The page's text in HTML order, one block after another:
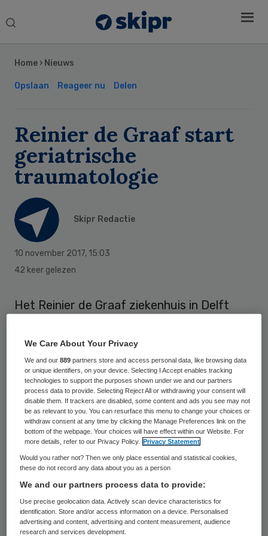
Search
Home › Nieuws
Opslaan Reageer nu Delen
Reinier de Graaf start
geriatrische
traumatologie
Skipr Redactie
10 november 2017, 15:03
42 keer gelezen
Het Reinier de Graaf ziekenhuis in Delft
geriatrische traumatologie. Hier gaan
geriaters met orthopeden,
traumachirurgen en gespecialiseerde
verpleegkundigen samenwerken aan betere
zorg voor kwetsbare en verwarde ouderen.
De afdeling opent in februari haar deuren,
zo kondigt een woordvoerder van het
ziekenhuis op 10 november aan
in het AD
De afdeling is bedoeld voor oudere
patiënten die met meerdere aandoeningen
– zowel fysiek als psychisch – worden
Sidebar
We Care About Your Privacy
We and our889 partners store and access personal data, like browsing data
or unique identifiers, on your device. Selecting I Accept enables tracking
technologies to support the purposes shown under we and our partners
process data to provide. Selecting Reject All or withdrawing your consent will
disable them. If trackers are disabled, some content and ads you see may not
be as relevant to you. You can resurface this menu to change your choices or
withdraw consent at any time by clicking the Manage Preferences link on the
bottom of the webpage. Your choices will have effect within our Website. For
more details, refer to our Privacy Policy.
Privacy Statement
Would you rather not? Then we only place essential and statistical cookies,
these do not record any data about you as a person
We and our partners process data to provide:
Use precise geolocation data. Actively scan device characteristics for
identification. Store and/or access information on a device. Personalised
advertising and content, advertising and content measurement, audience
research and services development.